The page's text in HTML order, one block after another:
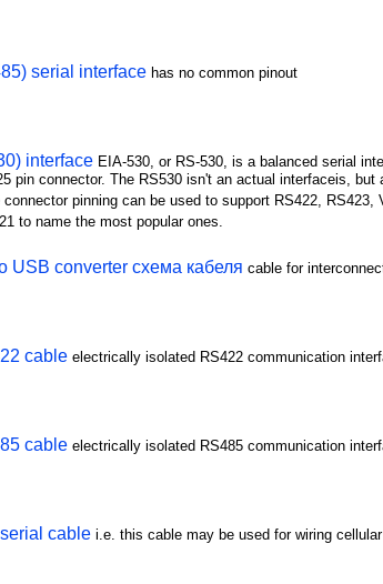
serial interface has no common pinout
interface EIA-530, or RS-530, is a balanced serial
pin connector. The RS530 isn't an actual interfaceis, but
pinning can be used to support RS422, RS423,
to name the most popular ones.
USB converter схема кабеля cable for
cable electrically isolated RS422 communication
cable electrically isolated RS485 communication
cable i.e. this cable may be used for wiring